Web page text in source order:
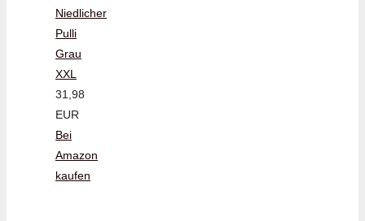
Niedlicher
Pulli
Grau
XXL
31,98
EUR
Bei
Amazon
kaufen